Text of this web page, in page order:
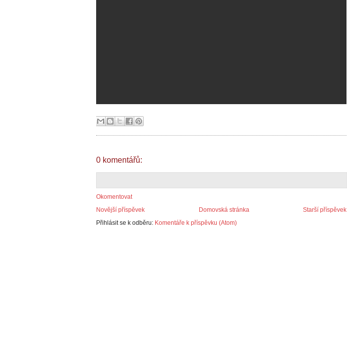
0 komentářů:
Okomentovat
Novější příspěvek
Starší příspěvek
Domovská stránka
Přihlásit se k odběru: Komentáře k příspěvku (Atom)